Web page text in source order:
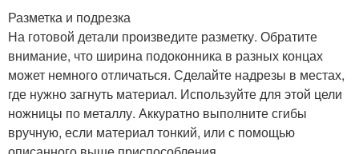
Разметка и подрезка
На готовой детали произведите разметку. Обратите
внимание, что ширина подоконника в разных концах
может немного отличаться. Сделайте надрезы в местах,
где нужно загнуть материал. Используйте для этой цели
ножницы по металлу. Аккуратно выполните сгибы
вручную, если материал тонкий, или с помощью